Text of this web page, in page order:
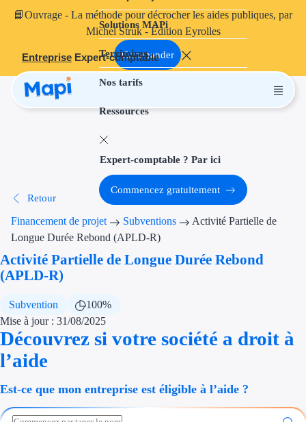
📘Ouvrage - La méthode pour décrocher les aides publiques, par
Michel Struk - Édition Eyrolles
Commander
Entreprise Expert-comptable
Solutions MAPi
Territoires
Nos tarifs
Ressources
Projets finançables
Aides à
Aides
Thématiques
Financement
Aides RSE
Étapes de vie
Création
Expert-comptable ? Par ici
Commencez gratuitement
Retour
Financement de projet Subventions
Activité Partielle de
Longue Durée Rebond (APLD-R)
Activité Partielle de Longue Durée Rebond
(APLD-R)
Subvention
100%
Mise à jour : 31/08/2025
Découvrez si votre société a droit à
l’aide
Est-ce que mon entreprise est éligible à l’aide ?